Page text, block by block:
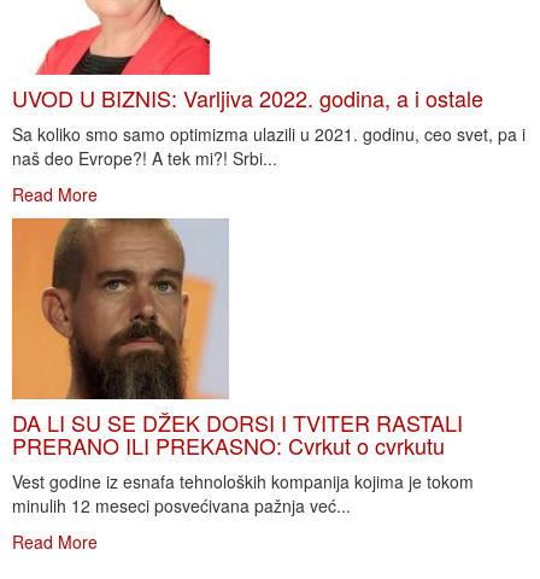
UVOD U BIZNIS: Varljiva 2022. godina, a i ostale
Sa koliko smo samo optimizma ulazili u 2021. godinu, ceo svet, pa i
naš deo Evrope?! A tek mi?! Srbi...
Read More
DA LI SU SE DŽEK DORSI I TVITER RASTALI
PRERANO ILI PREKASNO: Cvrkut o cvrkutu
Vest godine iz esnafa tehnoloških kompanija kojima je tokom
minulih 12 meseci posvećivana pažnja već...
Read More